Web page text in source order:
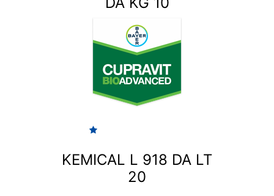
KEMICAL L 918 DA LT
20